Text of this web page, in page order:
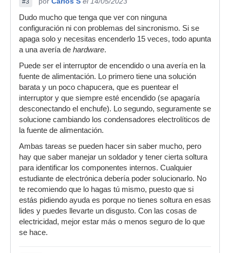
#3
Dudo mucho que tenga que ver con ninguna
configuración ni con problemas del sincronismo. Si se
apaga solo y necesitas encenderlo 15 veces, todo apunta
a una avería de hardware.
Puede ser el interruptor de encendido o una avería en la
fuente de alimentación. Lo primero tiene una solución
barata y un poco chapucera, que es puentear el
interruptor y que siempre esté encendido (se apagaría
desconectando el enchufe). Lo segundo, seguramente se
solucione cambiando los condensadores electrolíticos de
la fuente de alimentación.
Ambas tareas se pueden hacer sin saber mucho, pero
hay que saber manejar un soldador y tener cierta soltura
para identificar los componentes internos. Cualquier
estudiante de electrónica debería poder solucionarlo. No
te recomiendo que lo hagas tú mismo, puesto que si
estás pidiendo ayuda es porque no tienes soltura en esas
lides y puedes llevarte un disgusto. Con las cosas de
electricidad, mejor estar más o menos seguro de lo que
se hace.